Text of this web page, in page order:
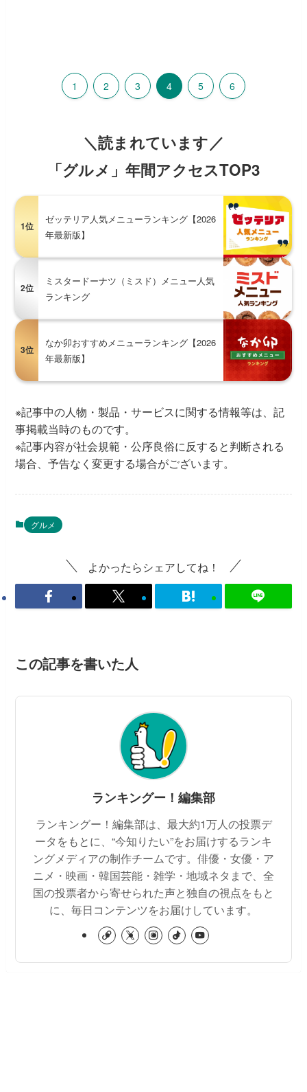
1 2 3 4 5 6
＼読まれています／
「グルメ」年間アクセスTOP3
1位
ゼッテリア人気メニューランキング【2026
年最新版】
2位
ミスタードーナツ（ミスド）メニュー人気
ランキング
3位
なか卯おすすめメニューランキング【2026
年最新版】
※記事中の人物・製品・サービスに関する情報等は、記
事掲載当時のものです。
※記事内容が社会規範・公序良俗に反すると判断される
場合、予告なく変更する場合がございます。
グルメ
よかったらシェアしてね！
この記事を書いた人
ランキングー！編集部
ランキングー！編集部は、最大約1万人の投票デ
ータをもとに、“今知りたい”をお届けするランキ
ングメディアの制作チームです。俳優・女優・ア
ニメ・映画・韓国芸能・雑学・地域ネタまで、全
国の投票者から寄せられた声と独自の視点をもと
に、毎日コンテンツをお届けしています。